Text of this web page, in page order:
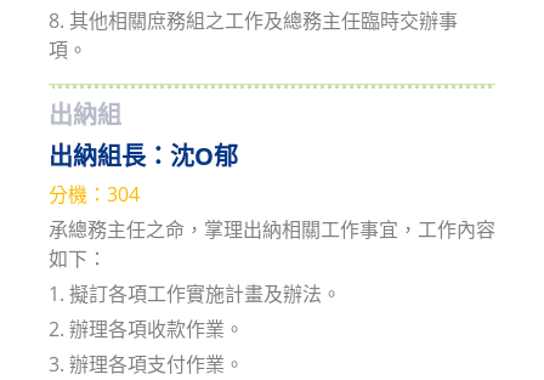
8. 其他相關庶務組之工作及總務主任臨時交辦事
項。
出納組
出納組長： 沈O郁
分機：304
承總務主任之命，掌理出納相關工作事宜，工作內容
如下：
1. 擬訂各項工作實施計畫及辦法。
2. 辦理各項收款作業。
3. 辦理各項支付作業。